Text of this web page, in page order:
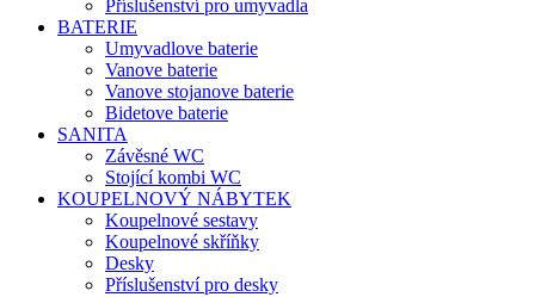
Příslušenství pro umyvadla
BATERIE
Umyvadlove baterie
Vanove baterie
Vanove stojanove baterie
Bidetove baterie
SANITA
Závěsné WC
Stojící kombi WC
KOUPELNOVÝ NÁBYTEK
Koupelnové sestavy
Koupelnové skříňky
Desky
Příslušenství pro desky